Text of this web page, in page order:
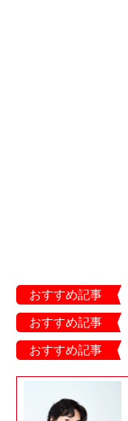
おすすめ記事
おすすめ記事
おすすめ記事